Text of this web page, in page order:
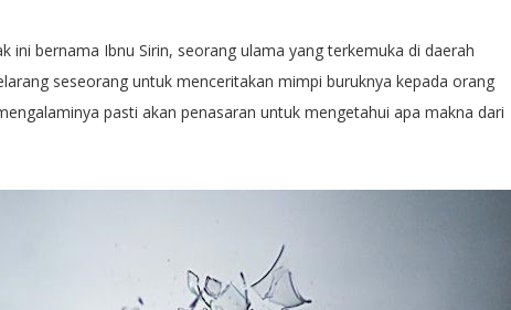
ini bernama Ibnu Sirin, seorang ulama yang terkemuka di daerah
seseorang untuk menceritakan mimpi buruknya kepada orang
pasti akan penasaran untuk mengetahui apa makna dari